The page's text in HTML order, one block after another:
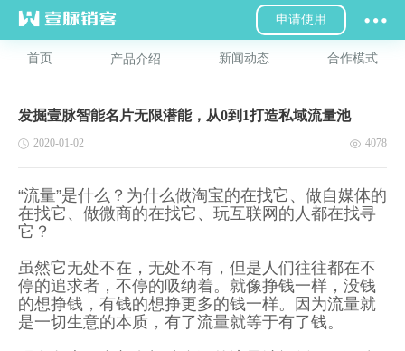
申请使用
首页 产品介绍 新闻动态 合作模式
发掘壹脉智能名片无限潜能，从0到1打造私域流量池
2020-01-02 4078
“流量”是什么？为什么做淘宝的在找它、做自媒体的
在找它、做微商的在找它、玩互联网的人都在找寻
它？
虽然它无处不在，无处不有，但是人们往往都在不
停的追求者，不停的吸纳着。就像挣钱一样，没钱
的想挣钱，有钱的想挣更多的钱一样。因为流量就
是一切生意的本质，有了流量就等于有了钱。